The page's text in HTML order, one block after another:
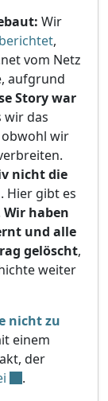
Wir
berichtet,
vom Netz
aufgrund
Story war
wir das
wir
nicht die
. Hier gibt es
Wir haben
und alle
gelöscht,
weiter
nicht zu
einem
der
.